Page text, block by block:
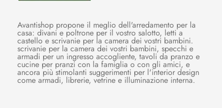
Avantishop propone il meglio dell'arredamento per la
casa: divani e poltrone per il vostro salotto, letti a
castello e scrivanie per la camera dei vostri bambini.
scrivanie per la camera dei vostri bambini, specchi e
armadi per un ingresso accogliente, tavoli da pranzo e
cucine per pranzi con la famiglia o con gli amici, e
ancora più stimolanti suggerimenti per l'interior design
come armadi, librerie, vetrine e illuminazione interna.